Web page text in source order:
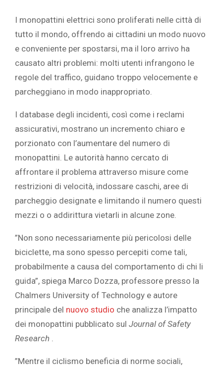
‎I monopattini elettrici sono proliferati nelle città di
tutto il mondo, offrendo ai cittadini un modo nuovo
e conveniente per spostarsi, ma il loro arrivo ha
causato altri problemi: molti utenti infrangono le
regole del traffico, guidano troppo velocemente e
parcheggiano in modo inappropriato.
I database degli incidenti, così come i reclami
assicurativi, mostrano un incremento chiaro e
porzionato con l’aumentare del numero di
monopattini. Le autorità hanno cercato di
affrontare il problema attraverso misure come
restrizioni di velocità, indossare caschi, aree di
parcheggio designate e limitando il numero questi
mezzi o o addirittura vietarli in alcune zone.‎
‎”Non sono necessariamente più pericolosi delle
biciclette, ma sono spesso percepiti come tali,
probabilmente a causa del comportamento di chi li
guida”, spiega Marco Dozza, professore presso la
Chalmers University of Technology e autore
principale del nuovo studio che analizza l’impatto
dei monopattini pubblicato sul Journal of Safety
Research .‎
‎”Mentre il ciclismo beneficia di norme sociali,